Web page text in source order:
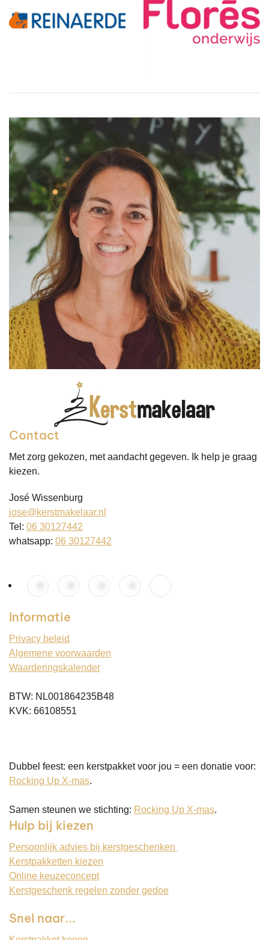
Contact
Met zorg gekozen, met aandacht gegeven. Ik help je graag
kiezen.
José Wissenburg
jose@kerstmakelaar.nl
Tel: 06 30127442
whatsapp: 06 30127442
Informatie
Privacy beleid
Algemene voorwaarden
Waarderingskalender
BTW: NL001864235B48
KVK: 66108551
Dubbel feest: een kerstpakket voor jou = een donatie voor:
Rocking Up X-mas.
Samen steunen we stichting: Rocking Up X-mas.
Hulp bij kiezen
Persoonlijk advies bij kerstgeschenken
Kerstpakketten kiezen
Online keuzeconcept
Kerstgeschenk regelen zonder gedoe
Snel naar...